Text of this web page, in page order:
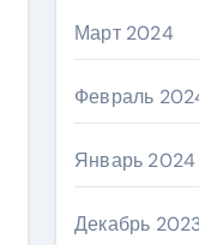
Март 2024
Февраль
Январь 2024
Декабрь